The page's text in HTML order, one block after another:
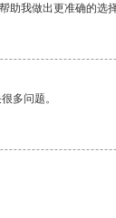
助我做出更准确的选择
多问题。